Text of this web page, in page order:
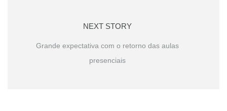
NEXT STORY
Grande expectativa com o retorno das aulas
presenciais